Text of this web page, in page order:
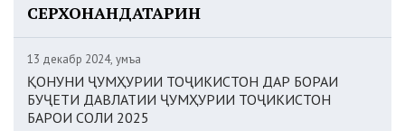
СЕРХОНАНДАТАРИН
13 декабр 2024, Ҷумъа
ҚОНУНИ ҶУМҲУРИИ ТОҶИКИСТОН ДАР БОРАИ
БУҶЕТИ ДАВЛАТИИ ҶУМҲУРИИ ТОҶИКИСТОН
БАРОИ СОЛИ 2025